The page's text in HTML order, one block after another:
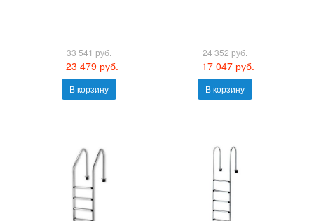
33 541 руб.
23 479 руб.
В корзину
24 352 руб.
17 047 руб.
В корзину